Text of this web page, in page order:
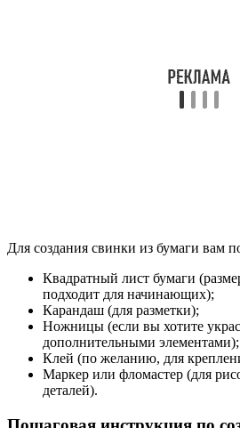
Для создания свинки из бумаги вам
Квадратный лист бумаги
подходит для начинающих);
Карандаш (для разметки);
Ножницы (если вы хотите
дополнительными элементами);
Клей (по желанию, для
Маркер или фломастер (для
деталей).